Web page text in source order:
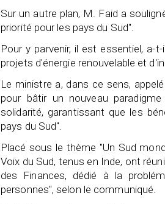
Sur un autre plan, M. Faid a
priorité pour les pays du Sud".
Pour y parvenir, il est essentiel,
projets d'énergie renouvelable et
Le ministre a, dans ce sens,
pour bâtir un nouveau
solidarité, garantissant que les
pays du Sud".
Placé sous le thème "Un Sud
Voix du Sud, tenus en Inde, ont
des Finances, dédié à la
personnes", selon le communiqué.